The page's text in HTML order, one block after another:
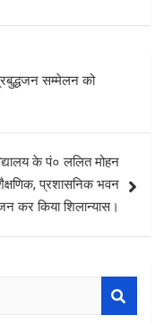
सम्मेलन को
के पं० ललित मोहन
प्रशासनिक भवन
कर किया शिलान्यास।